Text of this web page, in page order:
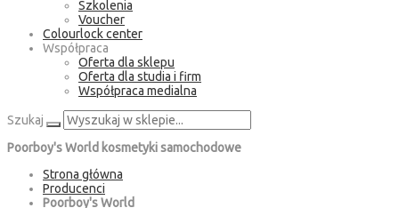
Szkolenia
Voucher
Colourlock center
Współpraca
Oferta dla sklepu
Oferta dla studia i firm
Współpraca medialna
Szukaj
Poorboy's World kosmetyki samochodowe
Strona główna
Producenci
Poorboy's World